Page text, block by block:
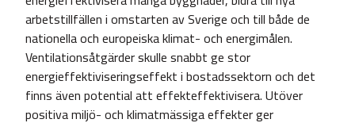
arbetstillfällen i omstarten av Sverige och till både de
nationella och europeiska klimat- och energimålen.
Ventilationsåtgärder skulle snabbt ge stor
energieffektiviseringseffekt i bostadssektorn och det
finns även potential att effekteffektivisera. Utöver
positiva miljö- och klimatmässiga effekter ger